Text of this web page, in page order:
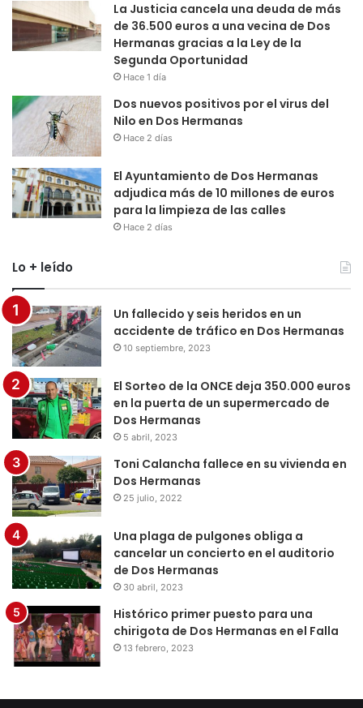
La Justicia cancela una deuda de más
de 36.500 euros a una vecina de Dos
Hermanas gracias a la Ley de la
Segunda Oportunidad
Hace 1 día
Dos nuevos positivos por el virus del
Nilo en Dos Hermanas
Hace 2 días
El Ayuntamiento de Dos Hermanas
adjudica más de 10 millones de euros
para la limpieza de las calles
Hace 2 días
Lo + leído
Un fallecido y seis heridos en un
accidente de tráfico en Dos Hermanas
10 septiembre, 2023
El Sorteo de la ONCE deja 350.000 euros
en la puerta de un supermercado de
Dos Hermanas
5 abril, 2023
Toni Calancha fallece en su vivienda en
Dos Hermanas
25 julio, 2022
Una plaga de pulgones obliga a
cancelar un concierto en el auditorio
de Dos Hermanas
30 abril, 2023
Histórico primer puesto para una
chirigota de Dos Hermanas en el Falla
13 febrero, 2023